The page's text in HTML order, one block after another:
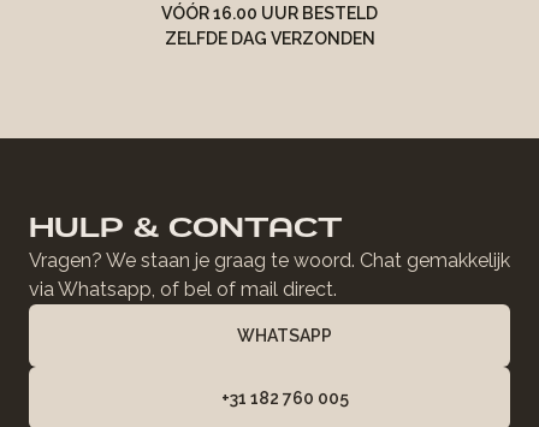
VÓÓR 16.00 UUR BESTELD
ZELFDE DAG VERZONDEN
HULP & CONTACT
Vragen? We staan je graag te woord. Chat gemakkelijk
via Whatsapp, of bel of mail direct.
WHATSAPP
+31 182 760 005